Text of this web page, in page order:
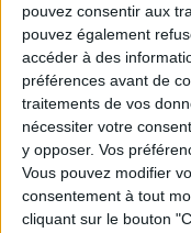
pouvez consentir aux
pouvez également
accéder à des
préférences avant de
traitements de vos
nécessiter votre
y opposer. Vos
Vous pouvez modifier
consentement à tout
cliquant sur le bouton
Le 03/mai/2013
Google Trends, l’une des
est un outil de webométrie.
sociologues, veilleurs.
Lire la suite...
Pages
« premier ‹